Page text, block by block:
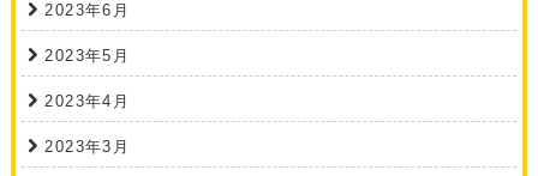
2023年6月
2023年5月
2023年4月
2023年3月